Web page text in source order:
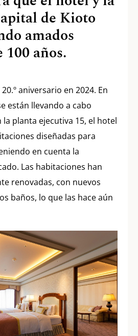
de Kioto
amados
años.
aniversario en 2024. En
están llevando a cabo
la planta ejecutiva 15, el hotel
diseñadas para
en cuenta la
Las habitaciones han
renovadas, con nuevos
baños, lo que las hace aún